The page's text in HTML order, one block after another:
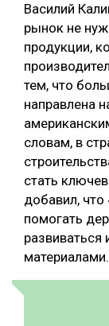
Василий
рынок не
продукции,
тем, что
направлена
словам, в
стать
добавил,
помогать
материалами.